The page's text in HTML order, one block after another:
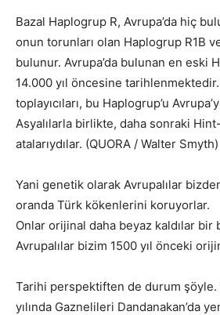
Bazal Haplogrup R, Avrupa’da hiç
onun torunları olan Haplogrup R1B
bulunur. Avrupa’da bulunan en eski
14.000 yıl öncesine tarihlenmektedir.
toplayıcıları, bu Haplogrup’u
Asyalılarla birlikte, daha sonraki
atalarıydılar. (QUORA / Walter Smyth)
Yani genetik olarak Avrupalılar
oranda Türk kökenlerini koruyorlar.
Onlar orijinal daha beyaz kaldılar bir
Avrupalılar bizim 1500 yıl önceki
Tarihi perspektiften de durum
yılında Gaznelileri Dandanakan’da